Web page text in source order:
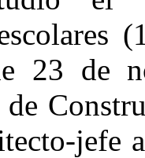
23 de
jefe